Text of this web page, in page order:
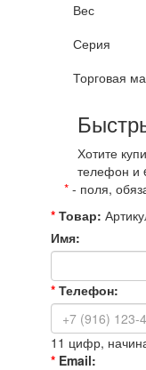
Вес
Серия
Торговая
Хотите
телефон и
* - поля,
* Товар:
Имя:
* Телефон:
11 цифр,
* Email: